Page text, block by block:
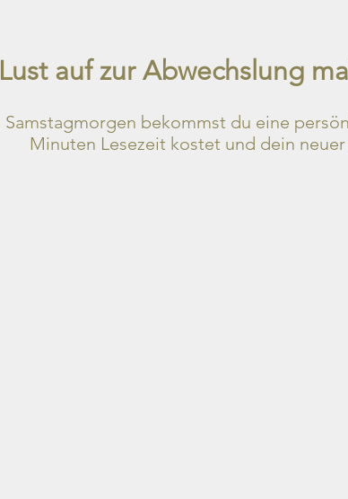
Lust auf zur Abwechslung
Samstagmorgen bekommst du eine
Minuten Lesezeit kostet und dein